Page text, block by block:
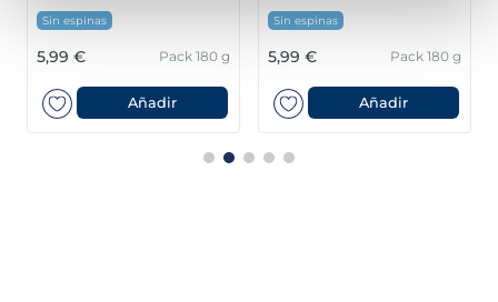
Sin espinas
5,99 € Pack 180 g
Añadir
Sin espinas
5,99 € Pack 180 g
Añadir